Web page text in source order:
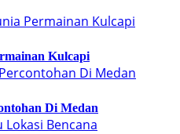
Kulcapi
Di Medan